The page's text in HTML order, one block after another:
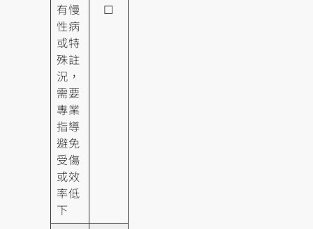
有慢
性病
或特
殊註
況，
需要
專業
指導
避免
受傷
或效
率低
下
☐